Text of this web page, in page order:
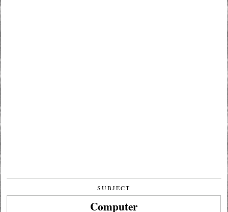
SUBJECT
Computer